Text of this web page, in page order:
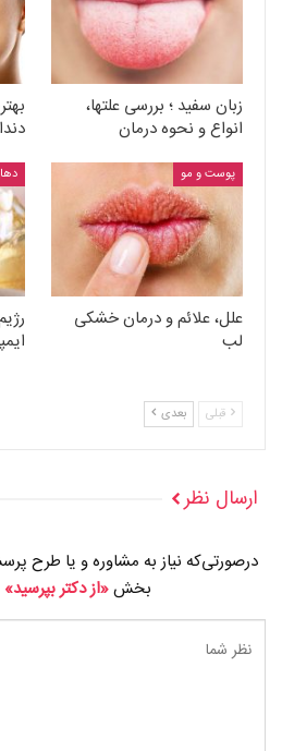
زبان سفید ؛ بررسی علتها،
انواع و نحوه درمان
پوست و مو
علل، علائم و درمان خشکی
لب
قبلی بعدی
ارسال نظر
درصورتی‌که نیاز به مشاوره و یا طرح
بخش«از دکتر بپرسید»